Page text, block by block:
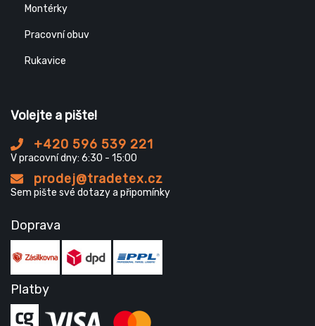
Montérky
Pracovní obuv
Rukavice
Volejte a pište!
+420 596 539 221
V pracovní dny: 6:30 - 15:00
prodej@tradetex.cz
Sem pište své dotazy a připomínky
Doprava
Platby